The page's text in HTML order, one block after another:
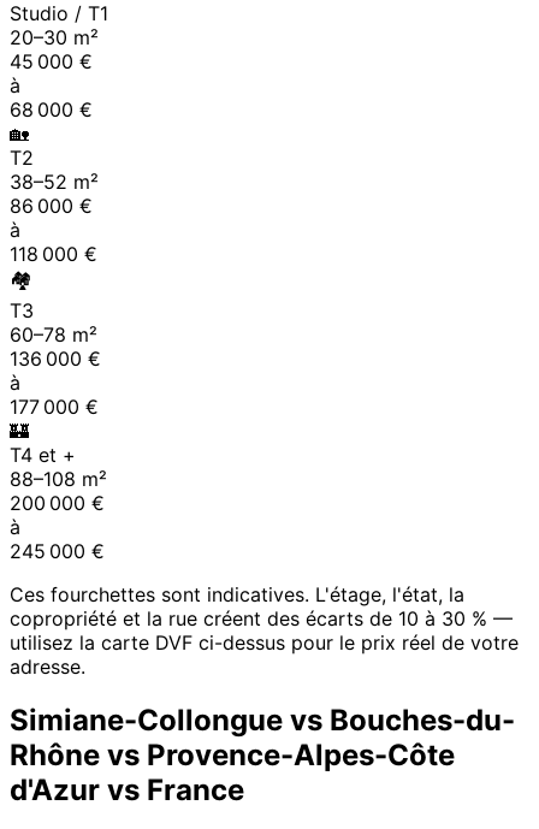
Studio / T1
20–30 m²
45 000 €
à
68 000 €
🏡
T2
38–52 m²
86 000 €
à
118 000 €
🏘
T3
60–78 m²
136 000 €
à
177 000 €
🏰
T4 et +
88–108 m²
200 000 €
à
245 000 €
Ces fourchettes sont indicatives. L'étage, l'état, la
copropriété et la rue créent des écarts de 10 à 30 % —
utilisez la carte DVF ci-dessus pour le prix réel de votre
adresse.
Simiane-Collongue vs Bouches-du-
Rhône vs Provence-Alpes-Côte
d'Azur vs France